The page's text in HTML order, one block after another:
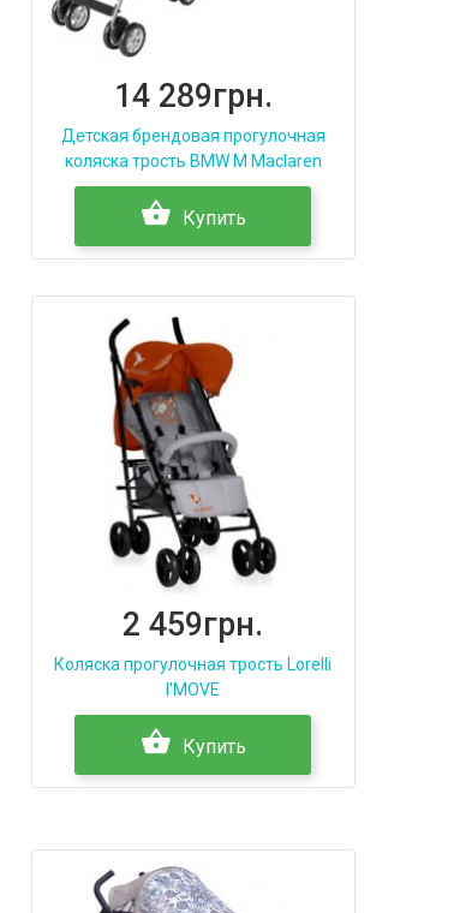
14 289грн.
Детская брендовая прогулочная
коляска трость BMW M Maclaren
Купить
2 459грн.
Коляска прогулочная трость Lorelli
I'MOVE
Купить